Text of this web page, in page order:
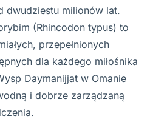
dwudziestu milionów lat.
(Rhincodon typus) to
przepełnionych
dla każdego miłośnika
Daymanijjat w Omanie
i dobrze zarządzaną